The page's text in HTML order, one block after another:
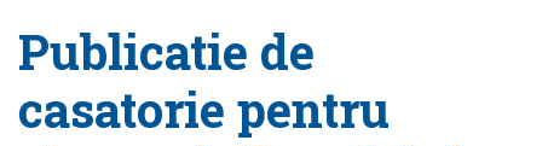
Publicatie de
casatorie pentru